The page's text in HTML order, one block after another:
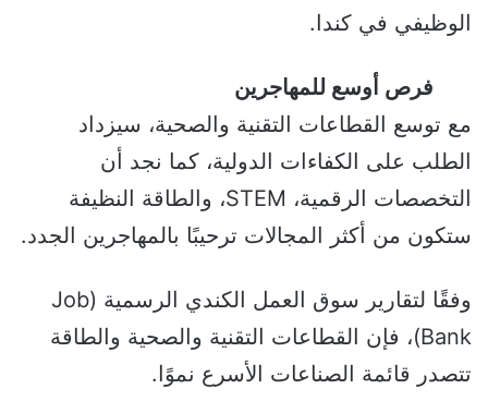
الوظيفي في كندا.
فرص أوسع للمهاجرين
مع توسع القطاعات التقنية والصحية، سيزداد
الطلب على الكفاءات الدولية، كما نجد أن
التخصصات الرقمية، STEM، والطاقة النظيفة
ستكون من أكثر المجالات ترحيبًا بالمهاجرين الجدد.
وفقًا لتقارير سوق العمل الكندي الرسمية (Job
Bank) ، فإن القطاعات التقنية والصحية والطاقة
تتصدر قائمة الصناعات الأسرع نموًا.